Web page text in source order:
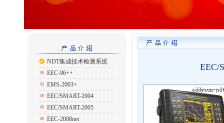
NDT集成技术检测系统
EEC-96++
EMS-2003+
EEC/SMART-2004
EEC/SMART-2005
EEC-2008net
EEC/